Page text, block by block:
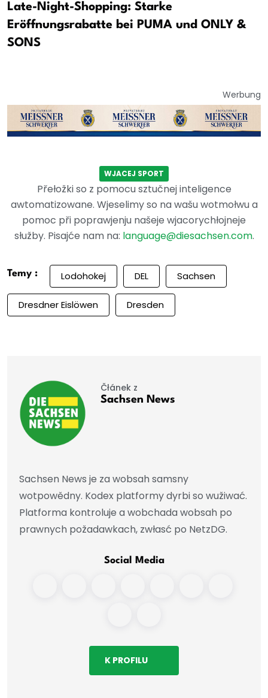
Late-Night-Shopping: Starke
Eröffnungsrabatte bei PUMA und ONLY &
SONS
Werbung
WJACEJ SPORT
Přełožki so z pomocu sztučnej inteligence
awtomatizowane. Wjeselimy so na wašu wotmołwu a
pomoc při poprawjenju našeje wjacorychłojneje
słužby. Pisajće nam na: language@diesachsen.com.
Temy : Lodohokej DEL Sachsen
Dresdner Eislöwen Dresden
Čłánek z
Sachsen News
Sachsen News je za wobsah samsny
wotpowědny. Kodex platformy dyrbi so wužiwać.
Platforma kontroluje a wobchada wobsah po
prawnych požadawkach, zwłasć po NetzDG.
Social Media
K PROFILU